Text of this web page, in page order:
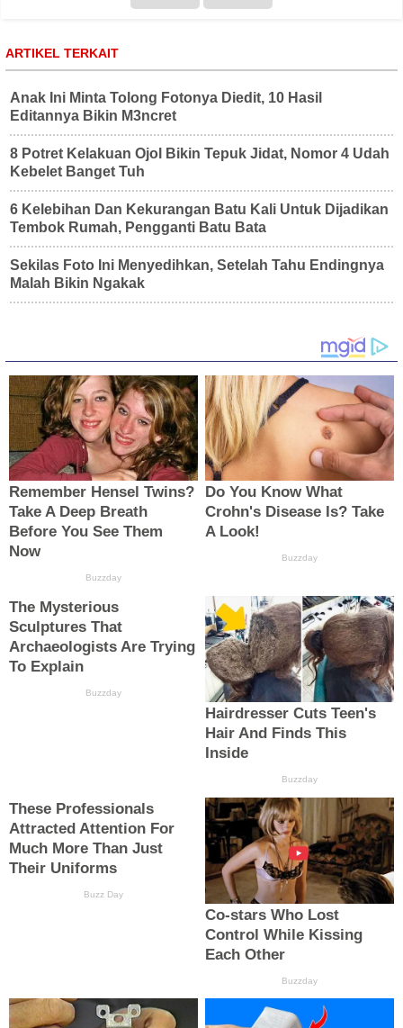
ARTIKEL TERKAIT
Anak Ini Minta Tolong Fotonya Diedit, 10 Hasil
Editannya Bikin M3ncret
8 Potret Kelakuan Ojol Bikin Tepuk Jidat, Nomor 4 Udah
Kebelet Banget Tuh
6 Kelebihan Dan Kekurangan Batu Kali Untuk Dijadikan
Tembok Rumah, Pengganti Batu Bata
Sekilas Foto Ini Menyedihkan, Setelah Tahu Endingnya
Malah Bikin Ngakak